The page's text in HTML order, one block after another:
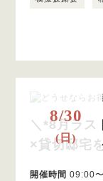
8/30
(日)
＼*8月ラス
×貸切邸宅
開催時間 09:00